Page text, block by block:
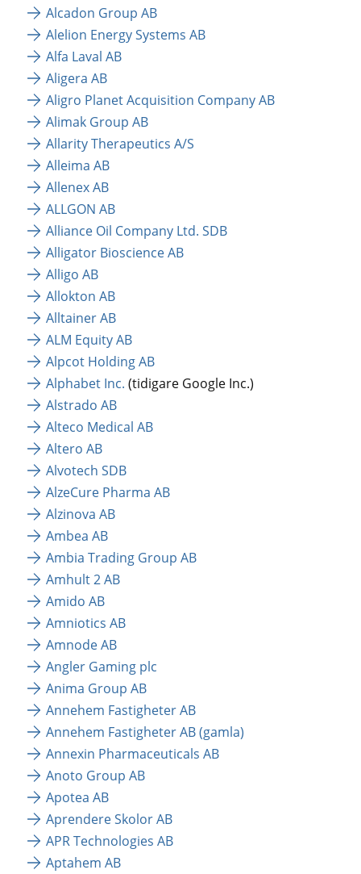
Alcadon Group AB
Alelion Energy Systems AB
Alfa Laval AB
Aligera AB
Aligro Planet Acquisition Company AB
Alimak Group AB
Allarity Therapeutics A/S
Alleima AB
Allenex AB
ALLGON AB
Alliance Oil Company Ltd. SDB
Alligator Bioscience AB
Alligo AB
Allokton AB
Alltainer AB
ALM Equity AB
Alpcot Holding AB
Alphabet Inc. (tidigare Google Inc.)
Alstrado AB
Alteco Medical AB
Altero AB
Alvotech SDB
AlzeCure Pharma AB
Alzinova AB
Ambea AB
Ambia Trading Group AB
Amhult 2 AB
Amido AB
Amniotics AB
Amnode AB
Angler Gaming plc
Anima Group AB
Annehem Fastigheter AB
Annehem Fastigheter AB (gamla)
Annexin Pharmaceuticals AB
Anoto Group AB
Apotea AB
Aprendere Skolor AB
APR Technologies AB
Aptahem AB